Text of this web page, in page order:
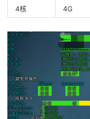
4核 4G